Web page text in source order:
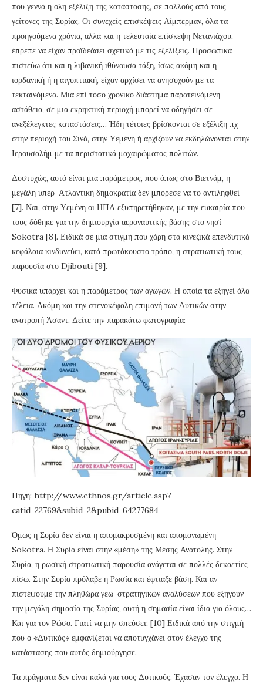
που γεννά η όλη εξέλιξη της κατάστασης, σε πολλούς από τους
γείτονες της Συρίας. Οι συνεχείς επισκέψεις Λίμπερμαν, όλα τα
προηγούμενα χρόνια, αλλά και η τελευταία επίσκεψη Νετανιάχου,
έπρεπε να είχαν προϊδεάσει σχετικά με τις εξελίξεις. Προσωπικά
πιστεύω ότι και η λιβανική ιθύνουσα τάξη, ίσως ακόμη και η
ιορδανική ή η αιγυπτιακή, είχαν αρχίσει να ανησυχούν με τα
τεκταινόμενα. Μια επί τόσο χρονικό διάστημα παρατεινόμενη
αστάθεια, σε μια εκρηκτική περιοχή μπορεί να οδηγήσει σε
ανεξέλεγκτες καταστάσεις… Ήδη τέτοιες βρίσκονται σε εξέλιξη πχ
στην περιοχή του Σινά, στην Υεμένη ή αρχίζουν να εκδηλώνονται στην
Ιερουσαλήμ με τα περιστατικά μαχαιρώματος πολιτών.
Δυστυχώς, αυτό είναι μια παράμετρος, που όπως στο Βιετνάμ, η
μεγάλη υπερ-Ατλαντική δημοκρατία δεν μπόρεσε να το αντιληφθεί
[7]. Ναι, στην Υεμένη οι ΗΠΑ εξυπηρετήθηκαν, με την ευκαιρία που
τους δόθηκε για την δημιουργία αεροναυτικής βάσης στο νησί
Sokotra [8]. Ειδικά σε μια στιγμή που χάρη στα κινεζικά επενδυτικά
κεφάλαια κινδυνεύει, κατά πρωτάκουστο τρόπο, η στρατιωτική τους
παρουσία στο Djibouti [9].
Φυσικά υπάρχει και η παράμετρος των αγωγών. Η οποία τα εξηγεί όλα
τέλεια. Ακόμη και την στενοκέφαλη επιμονή των Δυτικών στην
ανατροπή Άσαντ. Δείτε την παρακάτω φωτογραφία:
Πηγή: http://www.ethnos.gr/article.asp?
catid=22769&subid=2&pubid=64277684
Όμως η Συρία δεν είναι η απομακρυσμένη και απομονωμένη
Sokotra. Η Συρία είναι στην «μέση» της Μέσης Ανατολής. Στην
Συρία, η ρωσική στρατιωτική παρουσία ανάγεται σε πολλές δεκαετίες
πίσω. Στην Συρία πρόλαβε η Ρωσία και έφτιαξε βάση. Και αν
πιστέψουμε την πληθώρα γεω-στρατηγικών αναλύσεων που εξηγούν
την μεγάλη σημασία της Συρίας, αυτή η σημασία είναι ίδια για όλους…
Και για τον Ρώσο. Γιατί να μην σπεύσει; [10] Ειδικά από την στιγμή
που ο «Δυτικός» εμφανίζεται να αποτυγχάνει στον έλεγχο της
κατάστασης που αυτός δημιούργησε.
Τα πράγματα δεν είναι καλά για τους Δυτικούς. Έχασαν τον έλεγχο. Η